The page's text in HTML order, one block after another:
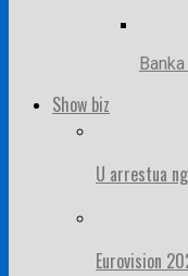
Show biz
U arrestua
Eurovision